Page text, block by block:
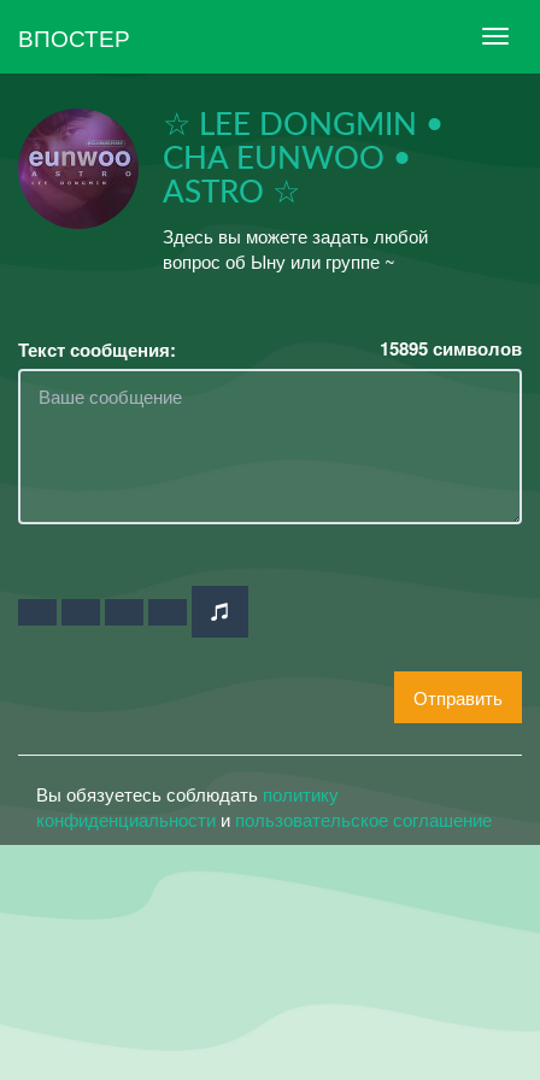
ВПОСТЕР
☆ LEE DONGMIN •
CHA EUNWOO •
ASTRO ☆
Здесь вы можете задать любой
вопрос об Ыну или группе ~
Текст сообщения: 15895символов
Отправить
Вы обязуетесь соблюдать политику
конфиденциальности и пользовательское соглашение